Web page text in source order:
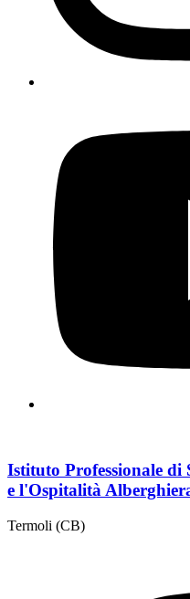
Istituto Professionale
e l'Ospitalità
Termoli (CB)